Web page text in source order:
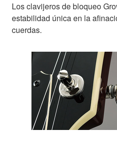
Los clavijeros de bloqueo
estabilidad única en la
cuerdas.